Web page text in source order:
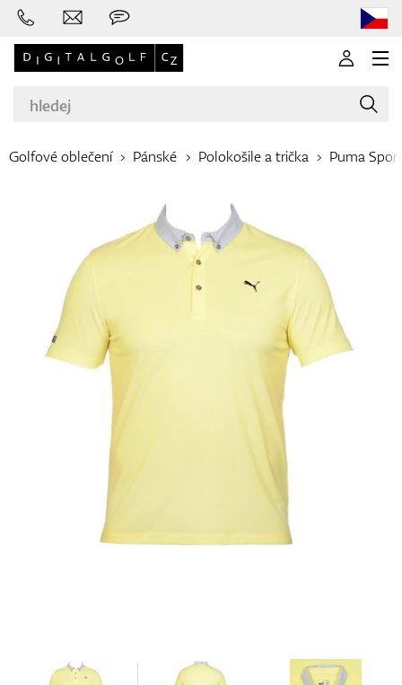
Golfové hole
Golfové oblečení Pánské Polokošile a trička Puma